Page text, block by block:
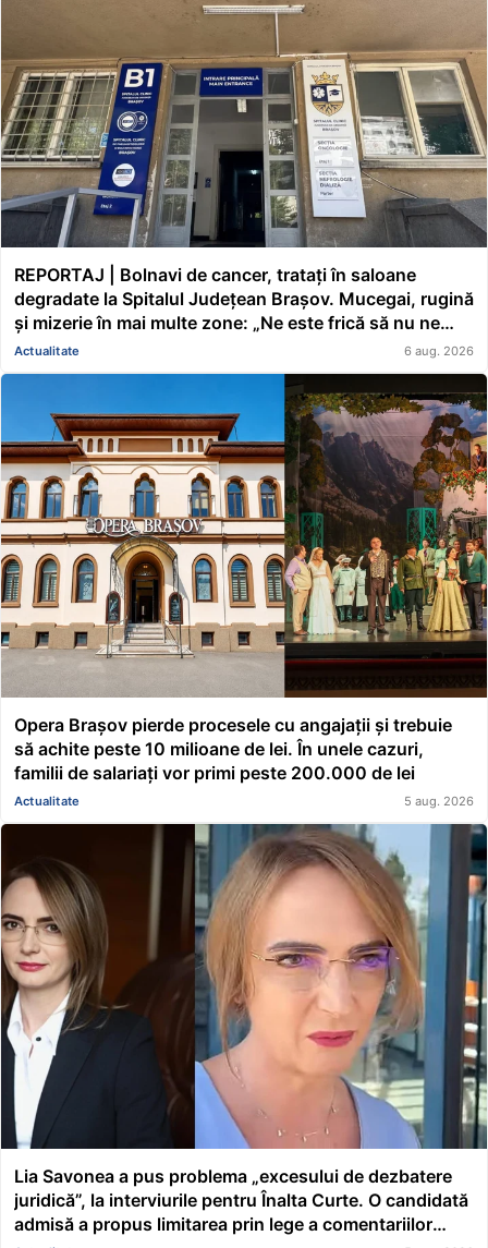
REPORTAJ | Bolnavi de cancer, tratați în saloane
degradate la Spitalul Județean Brașov. Mucegai, rugină
și mizerie în mai multe zone: „Ne este frică să nu ne
cadă tavanul în cap” FOTO/VIDEO
Actualitate 6 aug. 2026
Opera Brașov pierde procesele cu angajații și trebuie
să achite peste 10 milioane de lei. În unele cazuri,
familii de salariați vor primi peste 200.000 de lei
Actualitate 5 aug. 2026
Lia Savonea a pus problema „excesului de dezbatere
juridică”, la interviurile pentru Înalta Curte. O candidată
admisă a propus limitarea prin lege a comentariilor